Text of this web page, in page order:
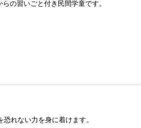
の習いごと付き民間学童です。
れない力を身に着けます。